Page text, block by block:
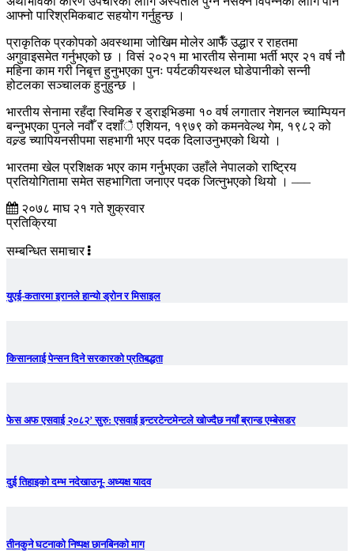
आफ्नो पारिश्रमिकबाट सहयोग गर्नुहुन्छ ।
प्राकृतिक प्रकोपको अवस्थामा जोखिम मोलेर आफैँ उद्धार र राहतमा
अगुवाइसमेत गर्नुभएको छ । विसं २०२१ मा भारतीय सेनामा भर्ती भएर २१ वर्ष नौ
महिना काम गरी निबृत्त हुनुभएका पुनः पर्यटकीयस्थल घोडेपानीको सन्नी
होटलका सञ्चालक हुनुहुन्छ ।
भारतीय सेनामा रहँदा स्विमिङ र ड्राइभिङमा १० वर्ष लगातार नेशनल च्याम्पियन
बन्नुभएका पुनले नवौँ र दशाँै एशियन, १९७९ को कमनवेल्थ गेम, १९८२ को
वल्र्ड च्यापियनसीपमा सहभागी भएर पदक दिलाउनुभएको थियो ।
भारतमा खेल प्रशिक्षक भएर काम गर्नुभएका उहाँले नेपालको राष्ट्रिय
प्रतियोगितामा समेत सहभागिता जनाएर पदक जित्नुभएको थियो । –––
२०७८ माघ २१ गते शुक्रवार
प्रतिक्रिया
सम्बन्धित समाचार
युएई-कतारमा इरानले हान्यो ड्रोन र मिसाइल
किसानलाई पेन्सन दिने सरकारको प्रतिबद्धता
फेस अफ एसवाई २०८२’ सुरु: एसवाई इन्टरटेन्टमेन्टले खोज्दैछ नयाँ ब्रान्ड एम्बेसडर
दुई तिहाइको दम्भ नदेखाउनू- अध्यक्ष यादव
तीनकुने घटनाकाे निष्पक्ष छानबिनकाे माग